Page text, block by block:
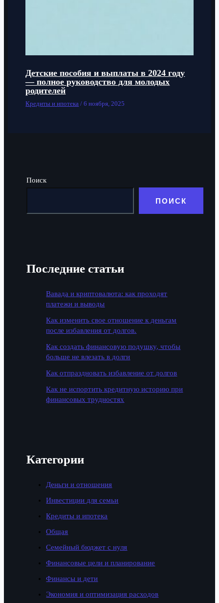
Детские пособия и выплаты в 2024 году
— полное руководство для молодых
родителей
Кредиты и ипотека /6 ноября, 2025
Поиск
ПОИСК
Последние статьи
Вавада и криптовалюта: как проходят
платежи и выводы
Как изменить свое отношение к деньгам
после избавления от долгов.
Как создать финансовую подушку, чтобы
больше не влезать в долги
Как отпраздновать избавление от долгов
Как не испортить кредитную историю при
финансовых трудностях
Категории
Деньги и отношения
Инвестиции для семьи
Кредиты и ипотека
Общая
Семейный бюджет с нуля
Финансовые цели и планирование
Финансы и дети
Экономия и оптимизация расходов